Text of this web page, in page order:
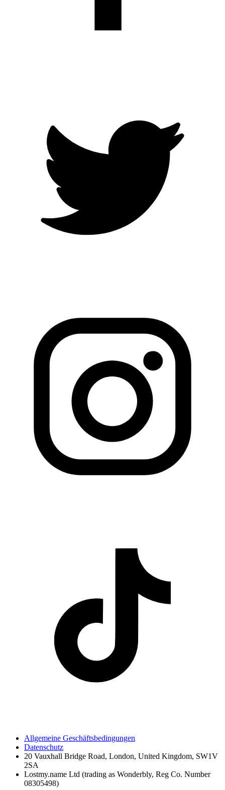
Allgemeine Geschäftsbedingungen
Datenschutz
20 Vauxhall Bridge Road, London, United Kingdom, SW1V
2SA
Lostmy.name Ltd (trading as Wonderbly, Reg Co. Number
08305498)